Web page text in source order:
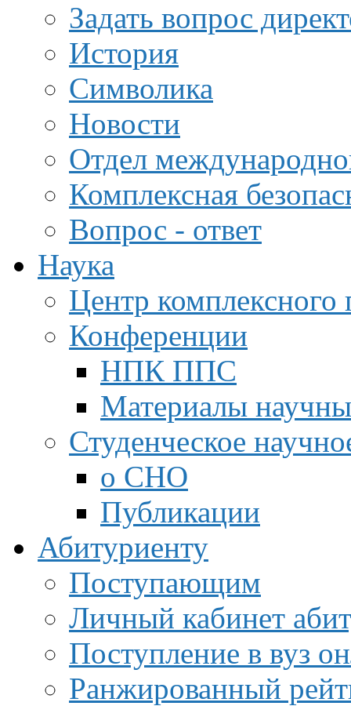
Задать вопрос
История
Символика
Новости
Отдел
Комплексная
Вопрос - ответ
Наука
Центр
Конференции
НПК ППС
Материалы
Студенческое
о СНО
Публикации
Абитуриенту
Поступающим
Личный кабинет
Поступление в вуз
Ранжированный